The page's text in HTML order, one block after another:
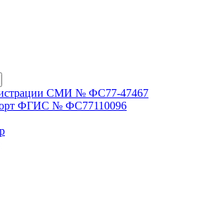
СМИ № ФС77-47467
ФГИС № ФС77110096